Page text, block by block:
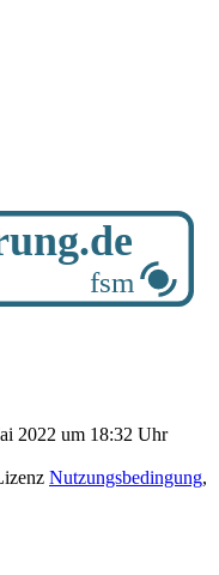
2022 um 18:32 Uhr
Nutzungsbedingung,